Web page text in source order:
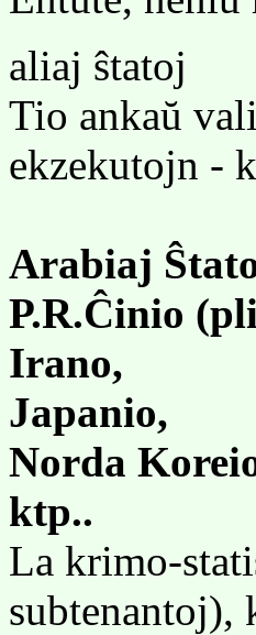
aliaj ŝtatoj
Tio ankaŭ
ekzekutojn -
Arabiaj
P.R.Ĉinio
Irano,
Japanio,
Norda
ktp..
La krimo-
subtenantoj),